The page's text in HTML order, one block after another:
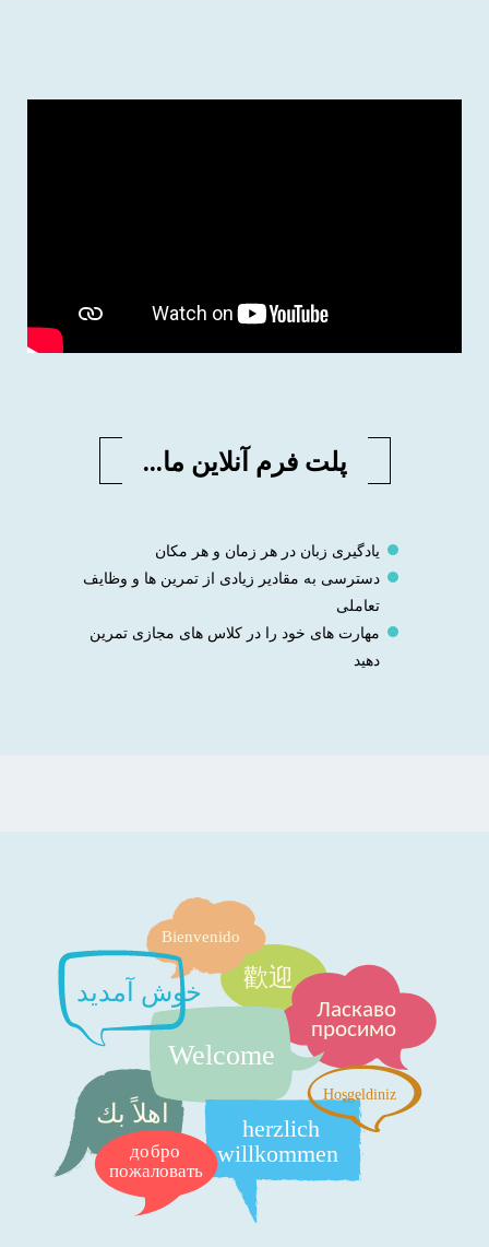
پلت فرم آنلاین ما...
یادگیری زبان در هر زمان و هر مکان
دسترسی به مقادیر زیادی از تمرین ها و وظایف
تعاملی
مهارت های خود را در کلاس های مجازی تمرین
دهید